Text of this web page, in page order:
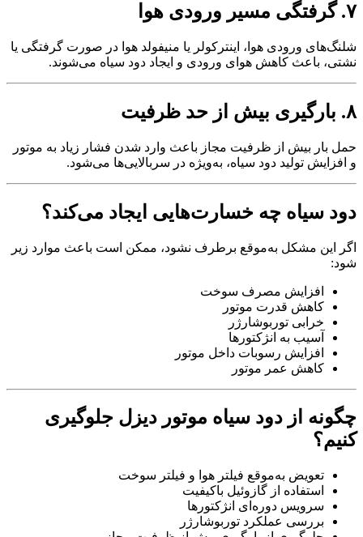
۷. گرفتگی مسیر ورودی هوا
شلنگ‌های ورودی هوا، اینترکولر یا منیفولد هوا در صورت گرفتگی یا
نشتی، باعث کاهش هوای ورودی و ایجاد دود سیاه می‌شوند.
۸. بارگیری بیش از حد ظرفیت
حمل بار بیش از ظرفیت مجاز باعث وارد شدن فشار زیاد به موتور
و افزایش تولید دود سیاه، به‌ویژه در سربالایی‌ها می‌شود.
دود سیاه چه خسارت‌هایی ایجاد می‌کند؟
اگر این مشکل به‌موقع برطرف نشود، ممکن است باعث موارد زیر
شود:
افزایش مصرف سوخت
کاهش قدرت موتور
خرابی توربوشارژر
آسیب به انژکتورها
افزایش رسوبات داخل موتور
کاهش عمر موتور
چگونه از دود سیاه موتور دیزل جلوگیری
کنیم؟
تعویض به‌موقع فیلتر هوا و فیلتر سوخت
استفاده از گازوئیل باکیفیت
سرویس دوره‌ای انژکتورها
بررسی عملکرد توربوشارژر